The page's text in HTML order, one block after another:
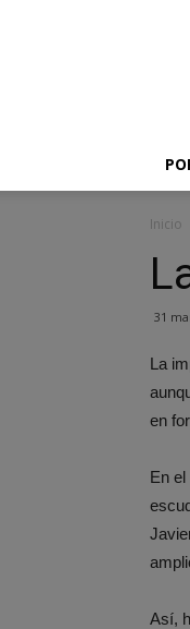
Inicio
31
La
en
En
Así,